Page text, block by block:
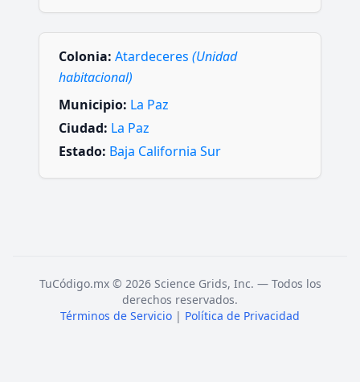
Colonia: Atardeceres (Unidad
habitacional)
Municipio: La Paz
Ciudad: La Paz
Estado: Baja California Sur
TuCódigo.mx © 2026 Science Grids, Inc. — Todos los
derechos reservados.
Términos de Servicio | Política de Privacidad